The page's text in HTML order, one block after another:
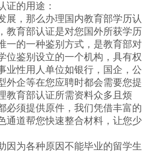
证的用途：
展，那么办理国内教育部学历认
教育部认证是对您国外所获学历
一的一种鉴别方式，是教育部对
位鉴别设立的一个机构，具有权
业性用人单位如银行，国企，公
外企等在您应聘时都会需要您提
教育部认证所需资料众多且烦
必须提供原件，我们凭借丰富的
通道帮您快速整合材料，让您少
因为各种原因不能毕业的留学生